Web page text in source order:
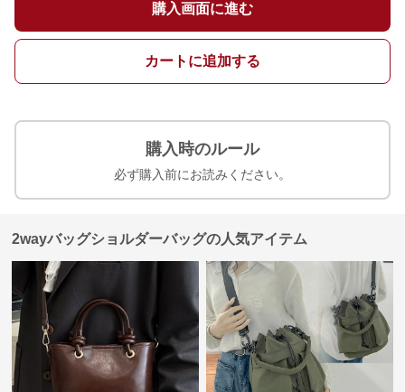
購入画面に進む
カートに追加する
購入時のルール
必ず購入前にお読みください。
2wayバッグショルダーバッグの人気アイテム